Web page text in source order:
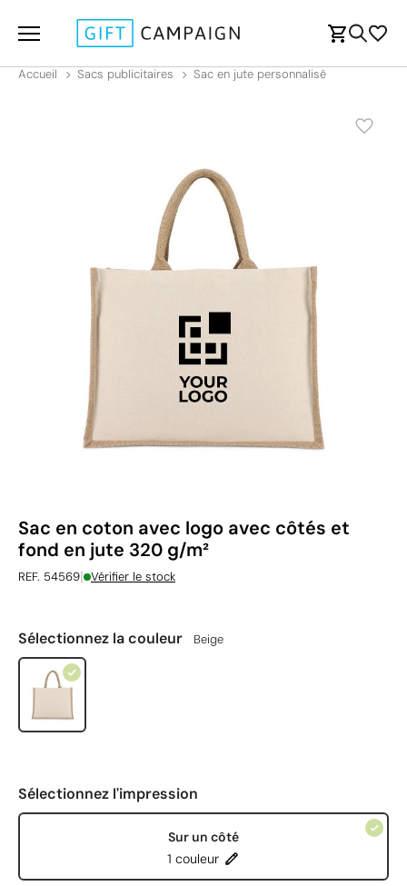
Accueil Sacs publicitaires Sac en jute personnalisé
Sac en coton avec logo avec côtés et
fond en jute 320 g/m²
REF. 54569| Vérifier le stock
Sélectionnez la couleur Beige
Sélectionnez l'impression
Sur un côté
1 couleur